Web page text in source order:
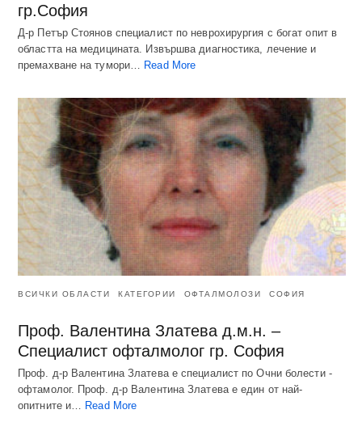
гр.София
Д-р Петър Стоянов специалист по неврохирургия с богат опит в
областта на медицината. Извършва диагностика, лечение и
премахване на тумори…
Read More
ВСИЧКИ ОБЛАСТИ КАТЕГОРИИ ОФТАЛМОЛОЗИ СОФИЯ
Проф. Валентина Златева д.м.н. –
Специалист офталмолог гр. София
Проф. д-р Валентина Златева е специалист по Очни болести -
офтамолог. Проф. д-р Валентина Златева е един от най-
опитните и… Read More